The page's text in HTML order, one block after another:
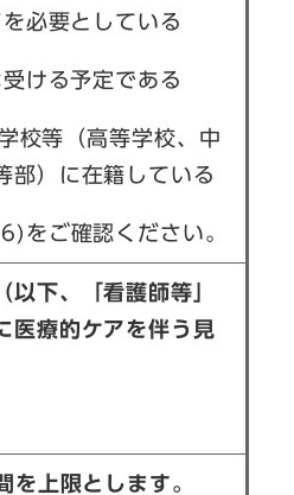
必要としている
ける予定である
等（高等学校、中
部）に在籍している
をご確認ください。
下、「看護師等」
医療的ケアを伴う見
上限とします。